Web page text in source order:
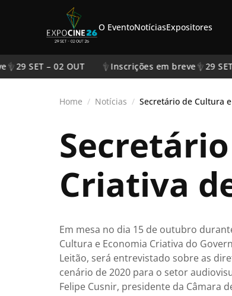
O EventoNotíciasExpositores
29 SET – 02 OUT Inscrições em breve 29 SET
Home / Notícias /
Criativa
Em mesa no dia 15 de outubro
Cultura e Economia Criativa do
Leitão, será entrevistado sobre as
cenário de 2020 para o setor
Felipe Cusnir, presidente da Câmara